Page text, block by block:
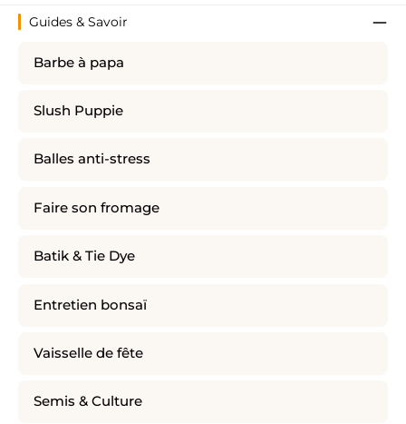
Guides & Savoir
Barbe à papa
Slush Puppie
Balles anti-stress
Faire son fromage
Batik & Tie Dye
Entretien bonsaï
Vaisselle de fête
Semis & Culture